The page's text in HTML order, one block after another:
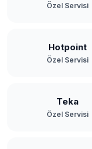
Özel Servisi
Hotpoint
Özel Servisi
Teka
Özel Servisi